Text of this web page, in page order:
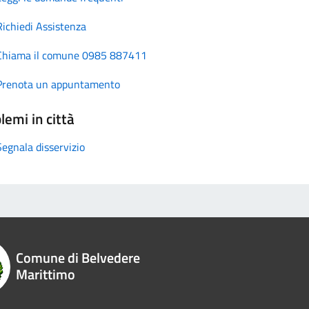
Assistenza
il comune 0985 887411
un appuntamento
in città
disservizio
Comune di Belvedere
Marittimo